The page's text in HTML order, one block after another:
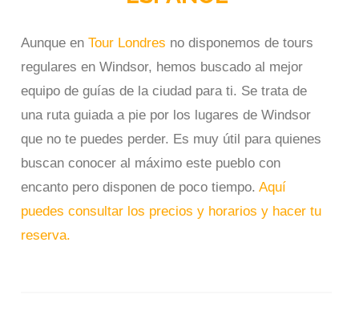
Aunque enTour Londres no disponemos de tours
regulares en Windsor, hemos buscado al mejor
equipo de guías de la ciudad para ti. Se trata de
una ruta guiada a pie por los lugares de Windsor
que no te puedes perder. Es muy útil para quienes
buscan conocer al máximo este pueblo con
encanto pero disponen de poco tiempo.Aquí
puedes consultar los precios y horarios y hacer tu
reserva.